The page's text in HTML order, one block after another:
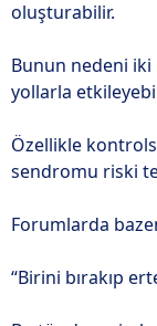
oluşturabilir.
Bunun nedeni iki
yollarla
Özellikle
sendromu riski
Forumlarda
“Birini bırakıp